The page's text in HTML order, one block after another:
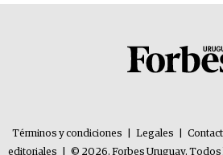
Términos y condiciones Legales
editoriales
© 2026. Forbes Uruguay.